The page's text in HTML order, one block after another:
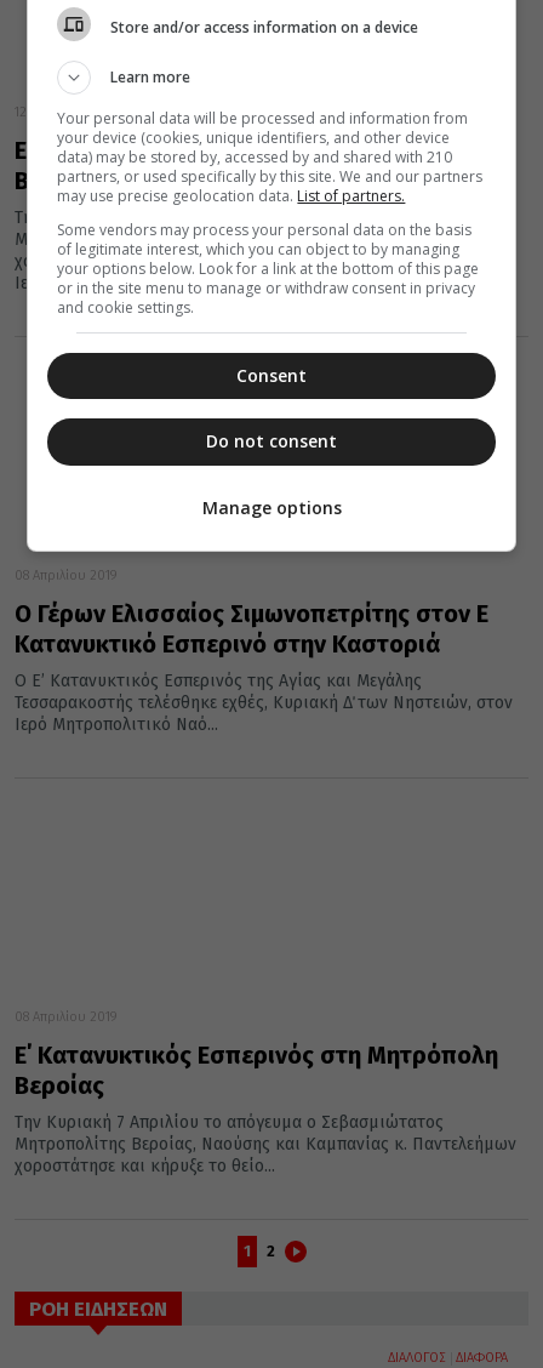
12 Απριλίου 2021
Ε΄ Κατανυκτικός Εσπερινός στη Μητρόπολη
Βεροίας – Βίντεο
Την Κυριακή 11 Απριλίου το απόγευμα ο Σεβασμιώτατος
Μητροπολίτης Βεροίας, Ναούσης και Καμπανίας κ. Παντελεήμων
χοροστάτησε στον Ε΄ Κατανυκτικό Εσπερινό στον υπό κατασκευή
Ιερό...
08 Απριλίου 2019
Ο Γέρων Ελισσαίος Σιμωνοπετρίτης στον Ε΄
Κατανυκτικό Εσπερινό στην Καστοριά
Ο Ε’ Κατανυκτικός Εσπερινός της Αγίας και Μεγάλης
Τεσσαρακοστής τελέσθηκε εχθές, Κυριακή Δ΄ των Νηστειών, στον
Ιερό Μητροπολιτικό Ναό...
08 Απριλίου 2019
E΄ Κατανυκτικός Εσπερινός στη Μητρόπολη
Βεροίας
Την Κυριακή 7 Απριλίου το απόγευμα ο Σεβασμιώτατος
Μητροπολίτης Βεροίας, Ναούσης και Καμπανίας κ. Παντελεήμων
χοροστάτησε και κήρυξε το θείο...
1 2
ΡΟΗ ΕΙΔΗΣΕΩΝ
ΔΙΑΛΟΓΟΣ
ΔΙΑΦΟΡΑ
Store and/or access information on a device
Learn more
Your personal data will be processed and information from
your device (cookies, unique identifiers, and other device
data) may be stored by, accessed by and shared with 210
partners, or used specifically by this site. We and our partners
may use precise geolocation data. List of partners.
Some vendors may process your personal data on the basis
of legitimate interest, which you can object to by managing
your options below. Look for a link at the bottom of this page
or in the site menu to manage or withdraw consent in privacy
and cookie settings.
Consent
Do not consent
Manage options